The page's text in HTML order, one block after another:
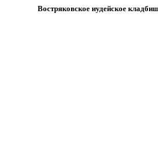
Востряковское иудейское